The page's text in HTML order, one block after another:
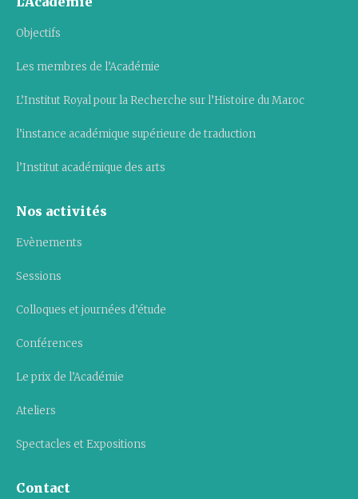
Objectifs
Les membres de l’Académie
L’Institut Royal pour la Recherche sur l’Histoire du Maroc
l’instance académique supérieure de traduction
l’Institut académique des arts
Nos activités
Evènements
Sessions
Colloques et journées d’étude
Conférences
Le prix de l’Académie
Ateliers
Spectacles et Expositions
Contact